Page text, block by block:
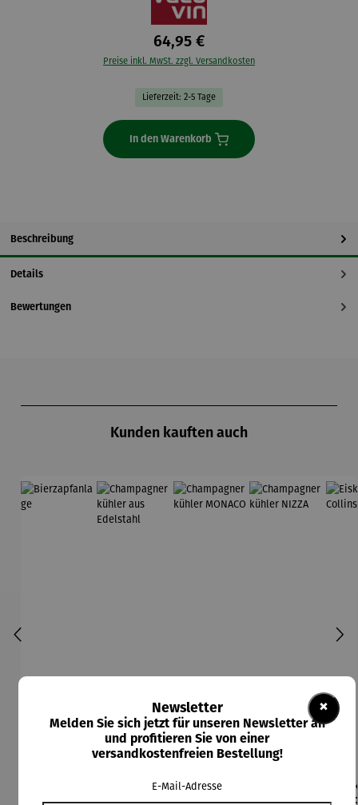
64,95 €
Preise inkl. MwSt. zzgl. Versandkosten
Lieferzeit: 2-5 Tage
In den Warenkorb
Beschreibung
Details
Bewertungen
Kunden kauften auch
nlage
Champagn
erkühler
Champagn
erkühler
erkühler
×
Newsletter
Melden Sie sich jetzt für unseren Newsletter an
und profitieren Sie von einer
versandkostenfreien Bestellung!
E-Mail-Adresse